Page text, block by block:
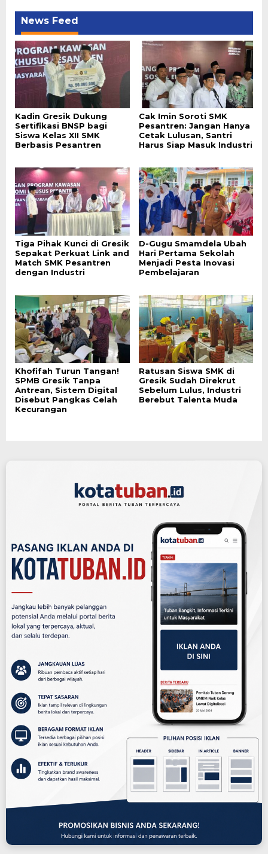
News Feed
Kadin Gresik Dukung
Sertifikasi BNSP bagi
Siswa Kelas XII SMK
Berbasis Pesantren
Cak Imin Soroti SMK
Pesantren: Jangan Hanya
Cetak Lulusan, Santri
Harus Siap Masuk Industri
Tiga Pihak Kunci di Gresik
Sepakat Perkuat Link and
Match SMK Pesantren
dengan Industri
D-Gugu Smamdela Ubah
Hari Pertama Sekolah
Menjadi Pesta Inovasi
Pembelajaran
Khofifah Turun Tangan!
SPMB Gresik Tanpa
Antrean, Sistem Digital
Disebut Pangkas Celah
Kecurangan
Ratusan Siswa SMK di
Gresik Sudah Direkrut
Sebelum Lulus, Industri
Berebut Talenta Muda